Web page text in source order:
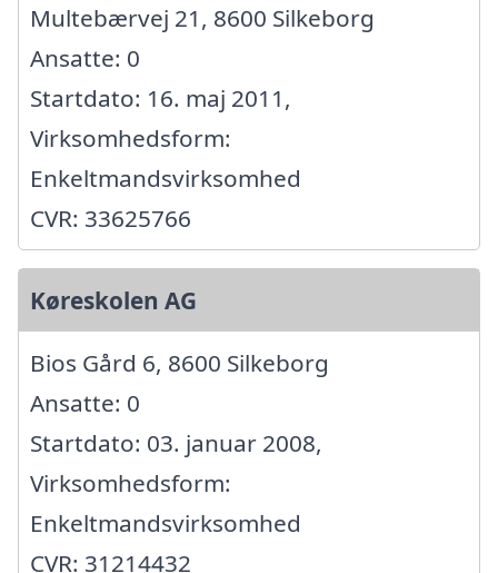
Multebærvej 21, 8600 Silkeborg
Ansatte: 0
Startdato: 16. maj 2011,
Virksomhedsform:
Enkeltmandsvirksomhed
CVR: 33625766
Køreskolen AG
Bios Gård 6, 8600 Silkeborg
Ansatte: 0
Startdato: 03. januar 2008,
Virksomhedsform:
Enkeltmandsvirksomhed
CVR: 31214432